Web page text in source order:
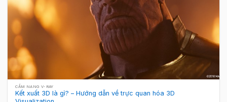
CẨM NANG V-RAY
Kết xuất 3D là gì? – Hướng dẫn về trực quan hóa 3D